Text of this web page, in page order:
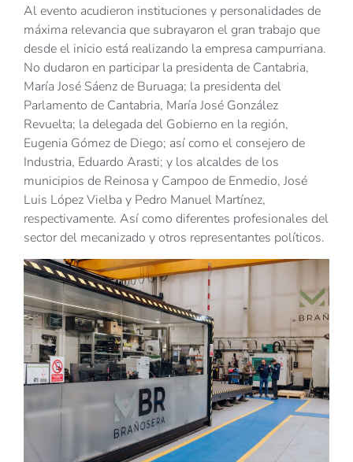
Al evento acudieron instituciones y personalidades de
máxima relevancia que subrayaron el gran trabajo que
desde el inicio está realizando la empresa campurriana.
No dudaron en participar la presidenta de Cantabria,
María José Sáenz de Buruaga; la presidenta del
Parlamento de Cantabria, María José González
Revuelta; la delegada del Gobierno en la región,
Eugenia Gómez de Diego; así como el consejero de
Industria, Eduardo Arasti; y los alcaldes de los
municipios de Reinosa y Campoo de Enmedio, José
Luis López Vielba y Pedro Manuel Martínez,
respectivamente. Así como diferentes profesionales del
sector del mecanizado y otros representantes políticos.